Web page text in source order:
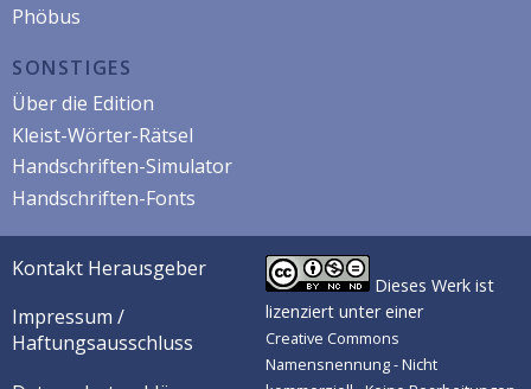
Phöbus
SONSTIGES
Über die Edition
Kleist-Wörter-Rätsel
Handschriften-Simulator
Handschriften-Fonts
Kontakt Herausgeber
Impressum /
Haftungsausschluss
Dieses Werk ist
lizenziert unter einer
Creative Commons
Namensnennung - Nicht